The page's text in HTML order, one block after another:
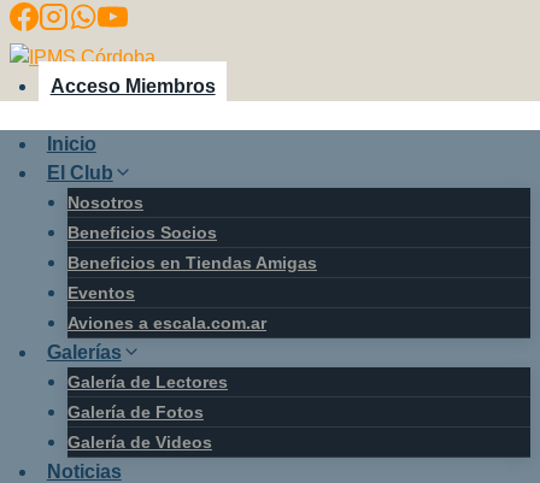
Saltar
al
contenido
Acceso Miembros
Inicio
El Club
Nosotros
Beneficios Socios
Beneficios en Tiendas Amigas
Eventos
Aviones a escala.com.ar
Galerías
Galería de Lectores
Galería de Fotos
Galería de Videos
Noticias